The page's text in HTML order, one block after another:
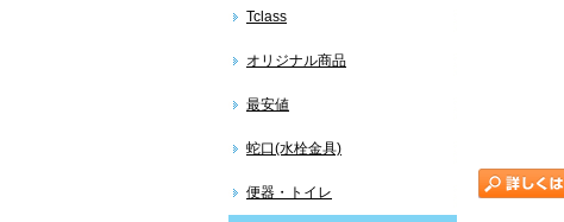
Tclass
オリジナル商品
最安値
蛇口(水栓金具)
便器・トイレ